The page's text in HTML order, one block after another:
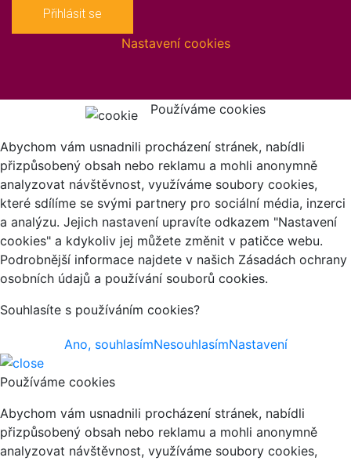
Přihlásit se
Nastavení cookies
Používáme cookies
Abychom vám usnadnili procházení stránek, nabídli
přizpůsobený obsah nebo reklamu a mohli anonymně
analyzovat návštěvnost, využíváme soubory cookies,
které sdílíme se svými partnery pro sociální média, inzerci
a analýzu. Jejich nastavení upravíte odkazem "Nastavení
cookies" a kdykoliv jej můžete změnit v patičce webu.
Podrobnější informace najdete v našich Zásadách ochrany
osobních údajů a používání souborů cookies.
Souhlasíte s používáním cookies?
Ano, souhlasímNesouhlasímNastavení
Používáme cookies
Abychom vám usnadnili procházení stránek, nabídli
přizpůsobený obsah nebo reklamu a mohli anonymně
analyzovat návštěvnost, využíváme soubory cookies,